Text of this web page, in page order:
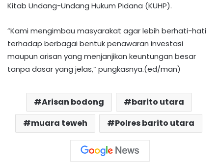
Kitab Undang-Undang Hukum Pidana (KUHP).‎
​”Kami mengimbau masyarakat agar lebih berhati-hati
terhadap berbagai bentuk penawaran investasi
maupun arisan yang menjanjikan keuntungan besar
tanpa dasar yang jelas,” pungkasnya.(ed/man)
Arisan bodong
barito utara
muara teweh
Polres barito utara